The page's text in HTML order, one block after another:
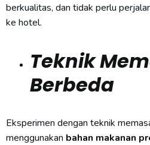
berkualitas, dan tidak perlu
ke hotel.
Teknik
Berbeda
Eksperimen dengan teknik
menggunakan bahan makanan